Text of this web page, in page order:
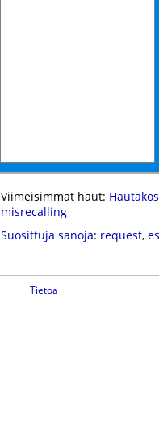
Viimeisimmät haut:
misrecalling
Suosittuja sanoja: request,
Tietoa